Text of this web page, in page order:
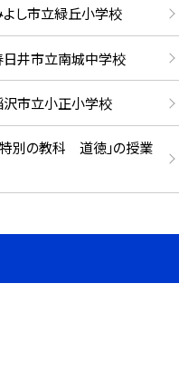
し市立緑丘小学校
井市立南城中学校
市立小正小学校
特別の教科 道徳」の授業